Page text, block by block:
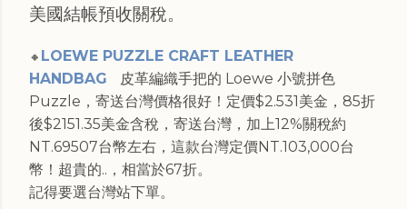
美國結帳預收關稅。
🔸 LOEWE PUZZLE CRAFT LEATHER
HANDBAG
皮革編織手把的 Loewe 小號拼色
Puzzle，寄送台灣價格很好！定價$2.531美金，85折
後$2151.35美金含稅，寄送台灣，加上12%關稅約
NT.69507台幣左右，這款台灣定價NT.103,000台
幣！超貴的..，相當於67折。
記得要選台灣站下單。